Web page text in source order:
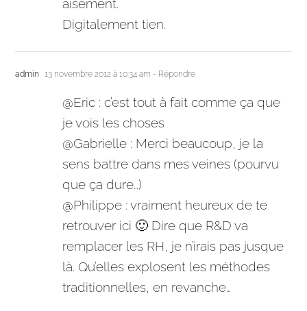
aisément.
Digitalement tien.
admin 13 novembre 2012 à 10:34 am - Répondre
@Eric : c’est tout à fait comme ça que
je vois les choses
@Gabrielle : Merci beaucoup, je la
sens battre dans mes veines (pourvu
que ça dure…)
@Philippe : vraiment heureux de te
retrouver ici 🙂 Dire que R&D va
remplacer les RH, je n’irais pas jusque
là. Qu’elles explosent les méthodes
traditionnelles, en revanche…